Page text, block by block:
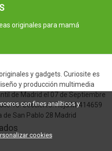
originales para mamá
y gadgets. Curiosite es
y producción multimedia
de Madrid el 07 de Septiembre
Seccion:8. Hoja:M-414659
de San Pablo 28 Madrid
con fines analíticos y
cookies